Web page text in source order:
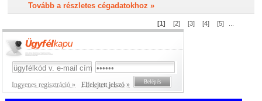
Tovább a részletes cégadatokhoz »
[1] [2] [3] [4] [5]
Ingyenes regisztráció » Elfelejtett jelszó »